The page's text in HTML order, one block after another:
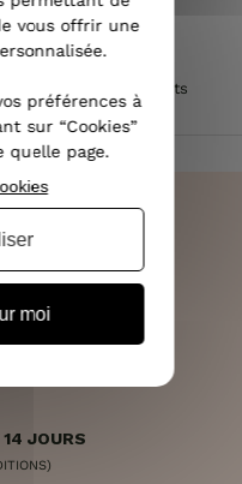
Robe à volants
70€
JOURS
vous offrir une
préférences à
sur “Cookies”
quelle page.
moi